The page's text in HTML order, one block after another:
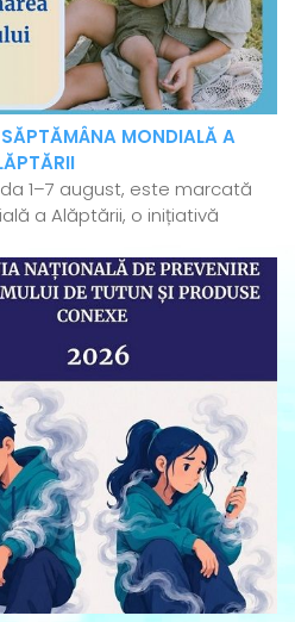
MONDIALĂ A
1–7 august, este marcată
a Alăptării, o inițiativă